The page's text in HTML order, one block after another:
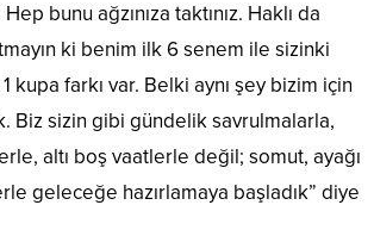
bunu ağzınıza taktınız. Haklı da
ki benim ilk 6 senem ile sizinki
kupa farkı var. Belki aynı şey bizim için
Biz sizin gibi gündelik savrulmalarla,
altı boş vaatlerle değil; somut, ayağı
geleceğe hazırlamaya başladık” diye